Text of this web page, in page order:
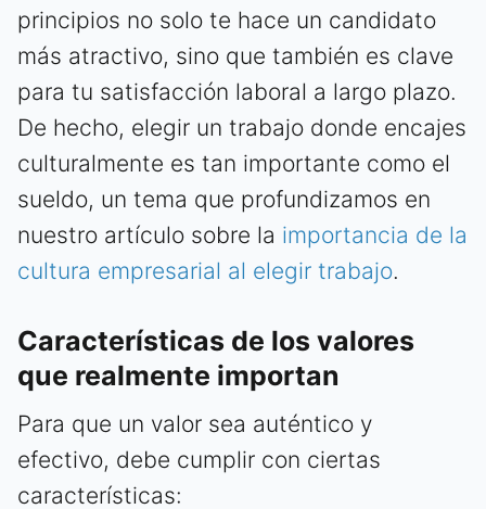
principios no solo te hace un candidato
más atractivo, sino que también es clave
para tu satisfacción laboral a largo plazo.
De hecho, elegir un trabajo donde encajes
culturalmente es tan importante como el
sueldo, un tema que profundizamos en
nuestro artículo sobre la importancia de la
cultura empresarial al elegir trabajo.
Características de los valores
que realmente importan
Para que un valor sea auténtico y
efectivo, debe cumplir con ciertas
características: